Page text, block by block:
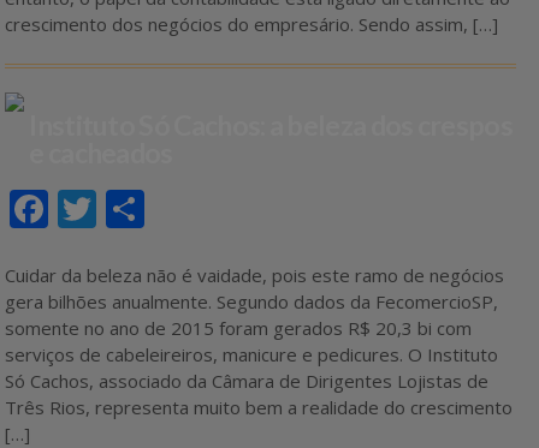
o
k
crescimento dos negócios do empresário. Sendo assim, […]
F
ac
e
b
o
o
T
w
itt
er
ar
e
Cuidar da beleza não é vaidade, pois este ramo de negócios
gera bilhões anualmente. Segundo dados da FecomercioSP,
somente no ano de 2015 foram gerados R$ 20,3 bi com
serviços de cabeleireiros, manicure e pedicures. O Instituto
Só Cachos, associado da Câmara de Dirigentes Lojistas de
Três Rios, representa muito bem a realidade do crescimento
[…]